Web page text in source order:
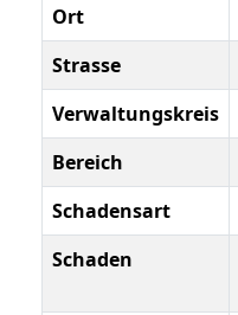
Ort
Strasse
Verwaltungskreis
Bereich
Schadensart
Schaden